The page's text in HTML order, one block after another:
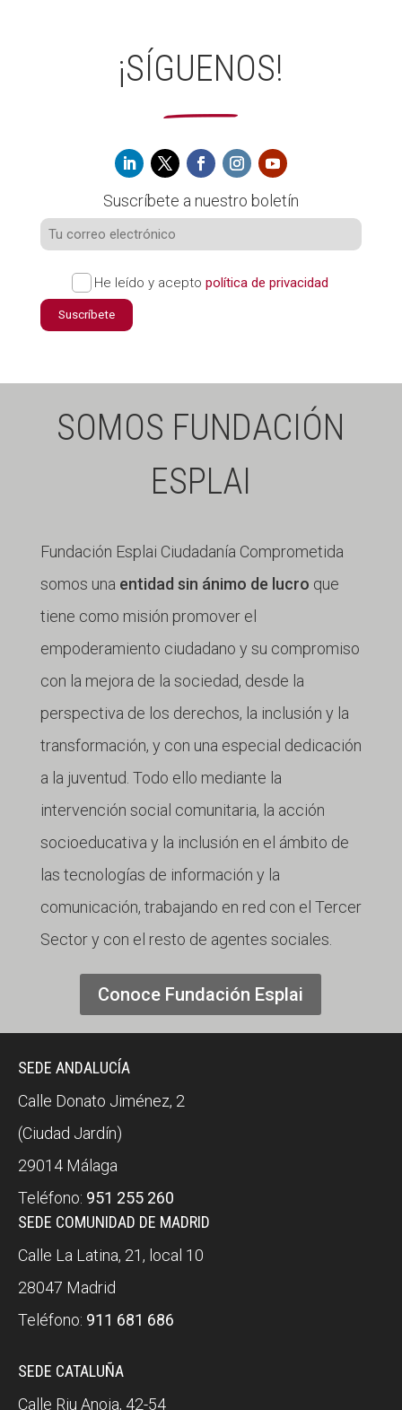
¡SÍGUENOS!
Suscríbete a nuestro boletín
He leído y aceptopolítica de privacidad
Suscríbete
SOMOS FUNDACIÓN
ESPLAI
Fundación Esplai Ciudadanía Comprometida
somos una entidad sin ánimo de lucro que
tiene como misión promover el
empoderamiento ciudadano y su compromiso
con la mejora de la sociedad, desde la
perspectiva de los derechos, la inclusión y la
transformación, y con una especial dedicación
a la juventud. Todo ello mediante la
intervención social comunitaria, la acción
socioeducativa y la inclusión en el ámbito de
las tecnologías de información y la
comunicación, trabajando en red con el Tercer
Sector y con el resto de agentes sociales.
Conoce Fundación Esplai
SEDE ANDALUCÍA
Calle Donato Jiménez, 2
(Ciudad Jardín)
29014 Málaga
Teléfono: 951 255 260
SEDE COMUNIDAD DE MADRID
Calle La Latina, 21, local 10
28047 Madrid
Teléfono: 911 681 686
SEDE CATALUÑA
Calle Riu Anoia, 42-54